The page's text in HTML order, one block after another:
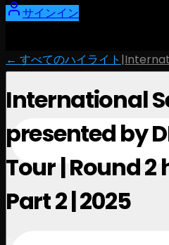
サインイン
← すべてのハイライト |
International
presented by
Tour | Round
Part 2 | 2025